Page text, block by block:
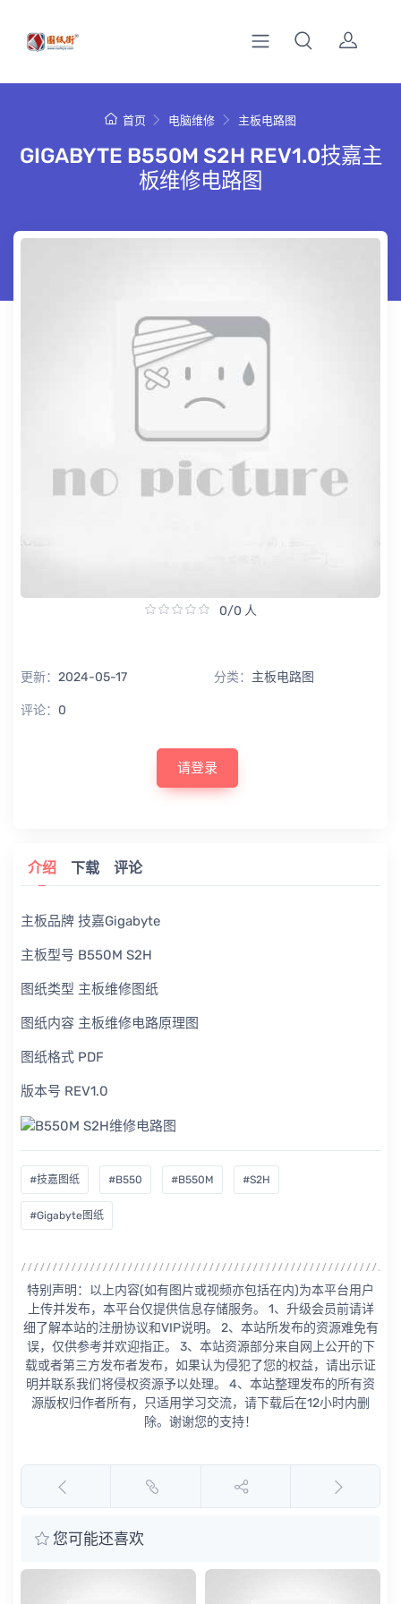
首页 电脑维修 主板电路图
GIGABYTE B550M S2H REV1.0技嘉主
板维修电路图
0/0 人
更新： 2024-05-17 分类： 主板电路图
评论： 0
请登录
介绍 下载 评论
主板品牌 技嘉Gigabyte
主板型号 B550M S2H
图纸类型 主板维修图纸
图纸内容 主板维修电路原理图
图纸格式 PDF
版本号 REV1.0
#技嘉图纸 #B550 #B550M #S2H
#Gigabyte图纸
特别声明：以上内容(如有图片或视频亦包括在内)为本平台用户
上传并发布，本平台仅提供信息存储服务。 1、升级会员前请详
细了解本站的注册协议和VIP说明。 2、本站所发布的资源难免有
误，仅供参考并欢迎指正。 3、本站资源部分来自网上公开的下
载或者第三方发布者发布，如果认为侵犯了您的权益，请出示证
明并联系我们将侵权资源予以处理。 4、本站整理发布的所有资
源版权归作者所有，只适用学习交流，请下载后在12小时内删
除。谢谢您的支持！
您可能还喜欢